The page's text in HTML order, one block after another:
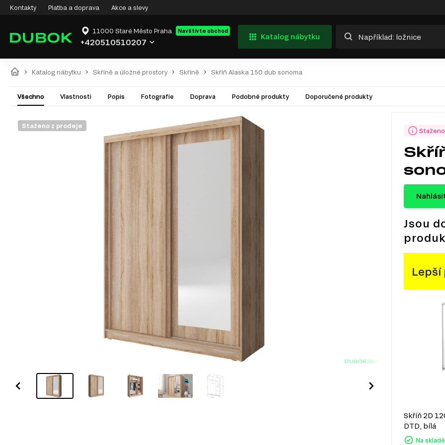
Kontakty Platba a doprava Akce a slevy
11000 Staré Město Praha Navštivte obchod
+420510510207
Katalog nábytku
Katalog nábytku Skříně a úložné prostory Skříně Skříň Alaska 150 dub sonoma
Všechno Vlastnosti Popis Fotografie Doprava Podobné produkty Doporučené produkty
Staženo z prodeje
Jsou
Skříň 2D
DTD, bílá
Na skladě